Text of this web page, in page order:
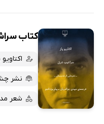
کتاب
اکتاویو
نشر
شعر